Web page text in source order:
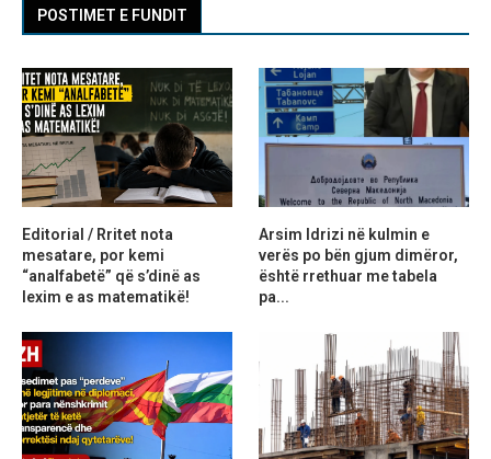
POSTIMET E FUNDIT
Editorial / Rritet nota
mesatare, por kemi
“analfabetë” që s’dinë as
lexim e as matematikë!
Arsim Idrizi në kulmin e
verës po bën gjum dimëror,
është rrethuar me tabela
pa...